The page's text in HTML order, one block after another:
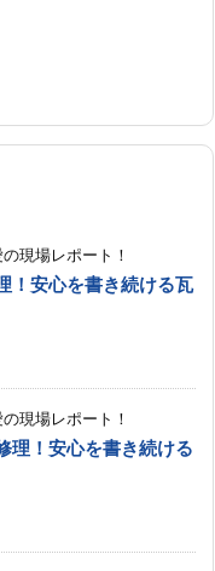
現場レポート！
！安心を書き続ける瓦
現場レポート！
理！安心を書き続ける